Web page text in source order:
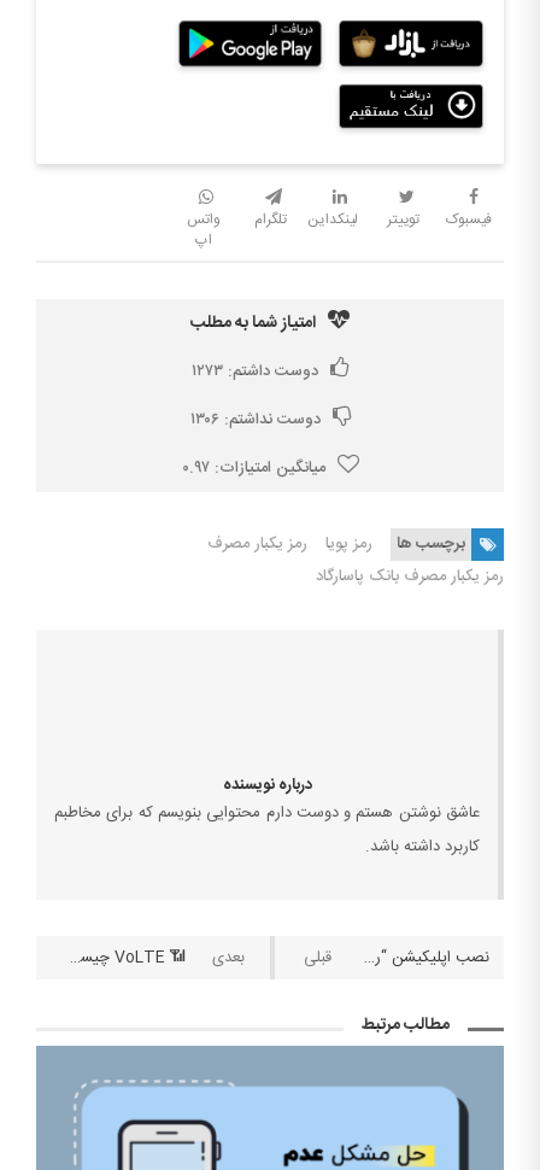
فیسبوک توییتر لینکداین تلگرام
واتس
اپ
امتیاز شما به مطلب
دوست داشتم: ۱۲۷۳
دوست نداشتم: ۱۳۰۶
میانگین امتیازات:۰.۹۷
برچسب ها رمز پویا
رمز یکبار مصرف
رمز یکبار مصرف بانک پاسارگاد
درباره نویسنده
عاشق نوشتن هستم و دوست دارم محتوایی بنویسم که برای مخاطبم
کاربرد داشته باشد.
نصب اپلیکیشن “رمزینه” و مراحل فعالسازی رمز یکبار مصرف بانک سامان 📶 VoLTE چیست؟ لیست گوشی‌هایی که از VoLTE پشتیبانی می‌کند و نحوه فعالسازی و تنظیمات
مطالب مرتبط